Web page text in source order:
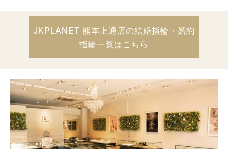
JKPLANET 熊本上通店の結婚指輪・婚約
指輪一覧はこちら